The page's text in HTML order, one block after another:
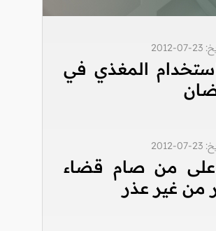
المغذي في
على من صام قضاء
من غير عذر